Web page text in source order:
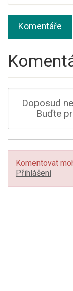
Komentáře
Doposud
Buďte
Komentovat
Přihlášení